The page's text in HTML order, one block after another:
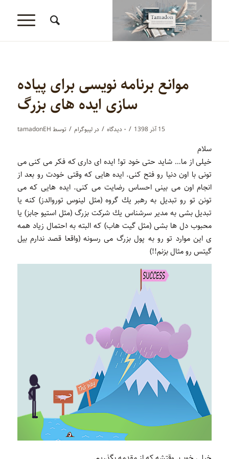
موانع برنامه نويسى براى پياده
سازى ايده هاى بزرگ
15 آذر 1398 / ۰ دیدگاه‌ / درلیبوگرام / توسط tamadonEH
سلام
خیلی از ما… شاید حتی خود تو! ایده ای داری كه فكر می كنی می
تونی با اون دنیا رو فتح كنی. ایده هایی كه وقتی خودت رو بعد از
انجام اون می بینی احساس رضایت می كنی. ایده هایی كه می
تونن تو رو تبدیل به رهبر یك گروه (مثل لینوس توروالدز) كنه یا
تبدیل بشی به مدیر سرشناس یك شركت بزرگ (مثل استیو جابز) یا
محبوب دل ها بشی (مثل گیت هاب) كه البته به احتمال زیاد همه
ی این موارد تو رو به پول بزرگ می رسونه (واقعا قصد ندارم بیل
گیتس رو مثال بزنم!!)